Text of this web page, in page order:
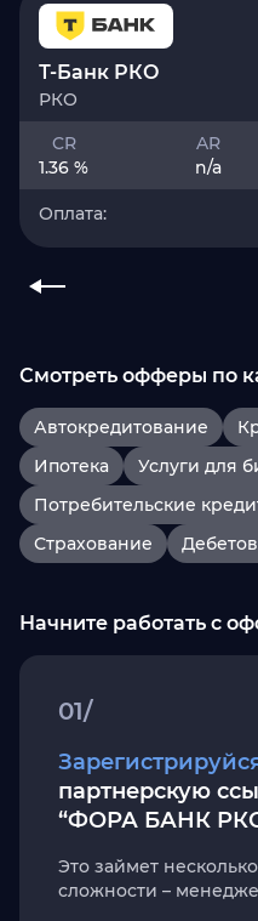
Т-Банк РКО
РКО
CR
1.36 %
AR
n/a
Оплата:
Смотреть офферы по
Автокредитование
Ипотека
Услуги для
Потребительские
Страхование
Начните работать с
01/
партнерскую
“ФОРА БАНК
Это займет
сложности –